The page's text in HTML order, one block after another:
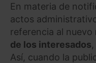
En materia de
actos
referencia al nuevo
de los interesados
Así, cuando la